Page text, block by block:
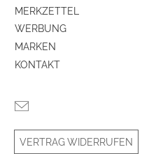
MERKZETTEL
WERBUNG
MARKEN
KONTAKT
VERTRAG WIDERRUFEN